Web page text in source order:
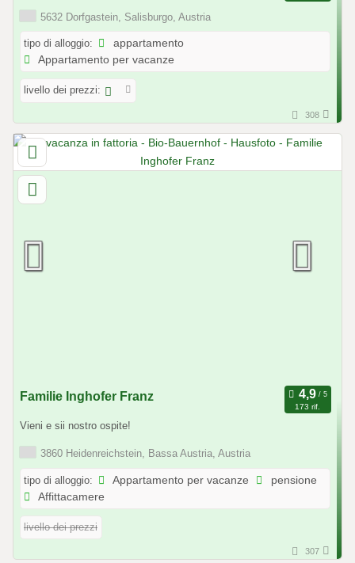
5632 Dorfgastein, Salisburgo, Austria
tipo di alloggio:
appartamento
Appartamento per vacanze
livello dei prezzi:
308
Familie Inghofer Franz
173 rif.
Vieni e sii nostro ospite!
3860 Heidenreichstein, Bassa Austria, Austria
tipo di alloggio: Appartamento per vacanze
pensione
Affittacamere
livello dei prezzi
307